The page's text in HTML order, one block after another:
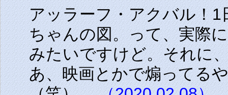
アッラーフ・アクバル！
ちゃんの図。って、実際
みたいですけど。それに
あ、映画とかで煽ってる